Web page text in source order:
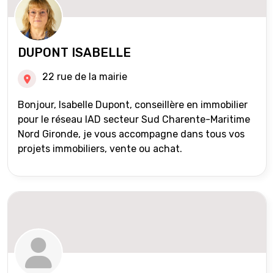
DUPONT ISABELLE
22 rue de la mairie
Bonjour, Isabelle Dupont, conseillère en immobilier
pour le réseau IAD secteur Sud Charente-Maritime
Nord Gironde, je vous accompagne dans tous vos
projets immobiliers, vente ou achat.